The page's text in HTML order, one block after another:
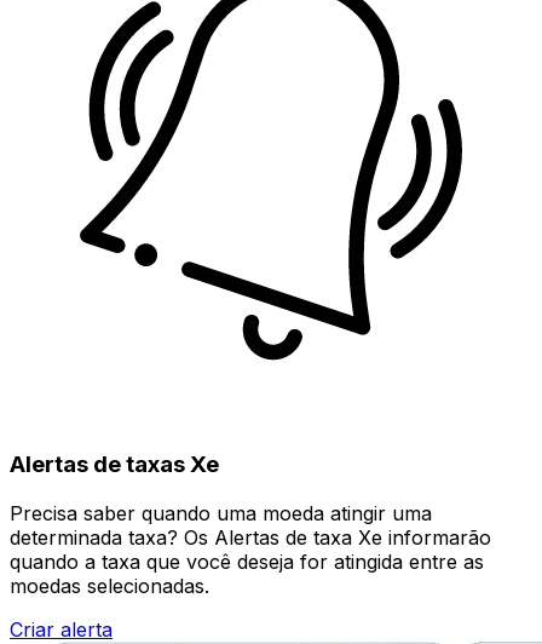
Alertas de taxas Xe
Precisa saber quando uma moeda atingir uma
determinada taxa? Os Alertas de taxa Xe informarão
quando a taxa que você deseja for atingida entre as
moedas selecionadas.
Criar alerta